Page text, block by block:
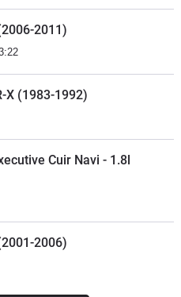
2011)
X (1983-1992)
Cuir Navi - 1.8l
2006)